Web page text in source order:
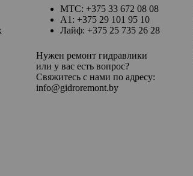
МТС: +375 33 672 08 08
А1: +375 29 101 95 10
Лайф: +375 25 735 26 28
Нужен ремонт гидравлики
или у вас есть вопрос?
Свяжитесь с нами по адресу:
info@gidroremont.by